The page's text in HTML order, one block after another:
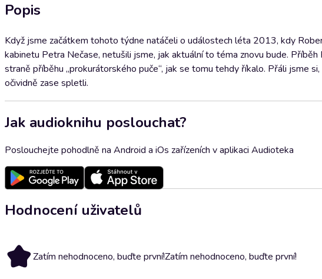
Popis
Když jsme začátkem tohoto týdne natáčeli o událostech léta 2013, kdy
kabinetu Petra Nečase, netušili jsme, jak aktuální to téma znovu bude.
straně příběhu „prokurátorského puče“, jak se tomu tehdy říkalo. Přáli jsme
očividně zase spletli.
Jak audioknihu poslouchat?
Poslouchejte pohodlně na Android a iOs zařízeních v aplikaci Audioteka
Hodnocení uživatelů
Zatím nehodnoceno, buďte první!Zatím nehodnoceno, buďte první!